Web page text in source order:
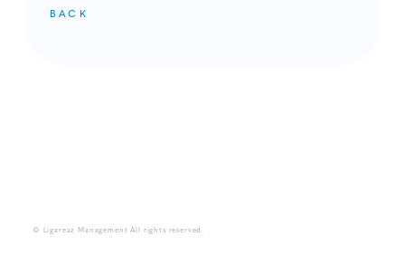
BACK
© Ligareaz Management All rights reserved.